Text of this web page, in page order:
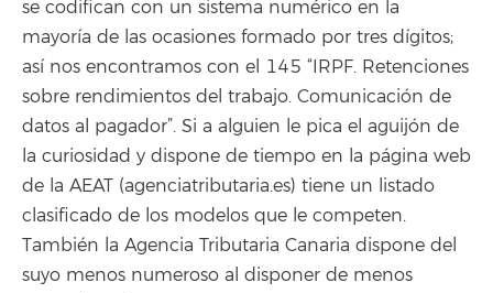
se codifican con un sistema numérico en la
mayoría de las ocasiones formado por tres dígitos;
así nos encontramos con el 145 “IRPF. Retenciones
sobre rendimientos del trabajo. Comunicación de
datos al pagador”. Si a alguien le pica el aguijón de
la curiosidad y dispone de tiempo en la página web
de la AEAT (agenciatributaria.es) tiene un listado
clasificado de los modelos que le competen.
También la Agencia Tributaria Canaria dispone del
suyo menos numeroso al disponer de menos